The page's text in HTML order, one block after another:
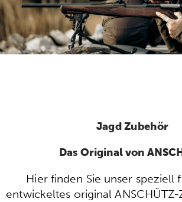
Jagd Zubehör
Das Original von
Hier finden Sie unser speziell
entwickeltes original